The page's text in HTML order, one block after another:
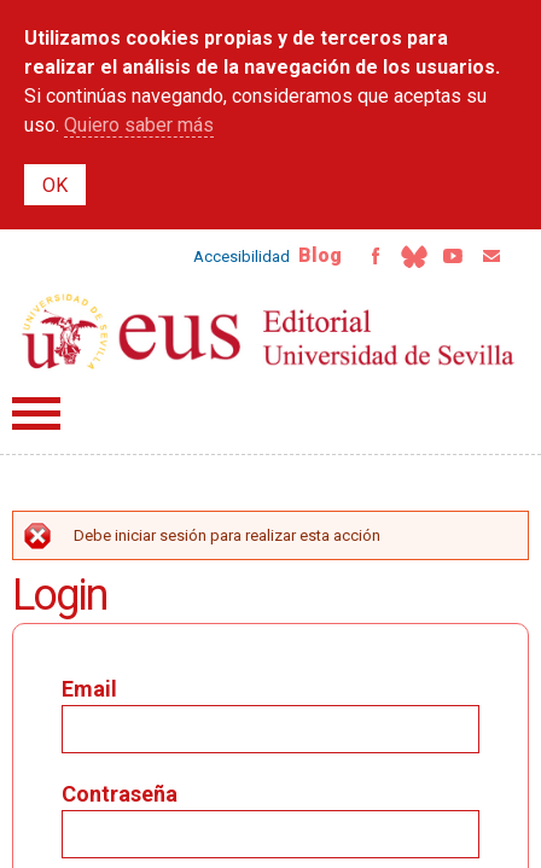
contenido
principal
Utilizamos cookies propias y de terceros para
realizar el análisis de la navegación de los usuarios.
Si continúas navegando, consideramos que aceptas su
uso. Quiero saber más
Accesibilidad Blog
MENSAJE DE ERROR
Debe iniciar sesión para realizar esta acción
Login
Email
Contraseña